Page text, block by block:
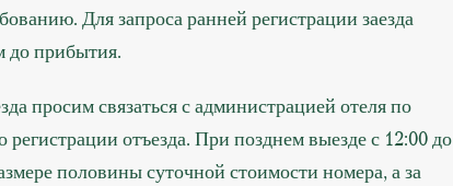
Для запроса ранней регистрации заезда
до прибытия.
просим связаться с администрацией отеля по
регистрации отъезда. При позднем выезде с 12:00 до
половины суточной стоимости номера, а за